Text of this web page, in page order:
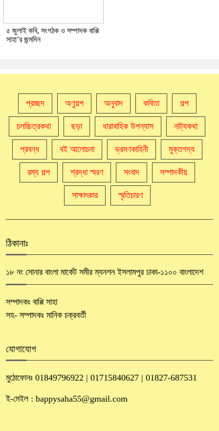
৫ জুলাই কবি, সংগঠক ও সম্পাদক বাপ্পি
সাহা’র জন্মদিন
প্রচ্ছদ অণুগল্প অনুবাদ কবিতা গল্প
চলচ্চিত্রকথা ছড়া ধারাবাহিক উপন্যাস নাট্যকথা
প্রবন্ধ বই আলোচনা ভ্রমণকাহিনী মুক্তগদ্য
রম্য গল্প শ্রদ্ধা স্মরণ সংবাদ সম্পাদকীয়
সাক্ষাৎকার স্মৃতিচারণ
ঠিকানাঃ
১৮ নং সোনার বাংলা মার্কেট সমীর ম্যনশন ইসলামপুর ঢাকা-১১০০ বাংলাদেশ
সম্পাদকঃ বাপ্পি সাহা
সহ- সম্পাদকঃ মানিক চক্রবর্তী
যোগাযোগ
মুঠোফোনঃ 01849796922 | 01715840627 | 01827-687531
ই-মেইল : bappysaha55@gmail.com